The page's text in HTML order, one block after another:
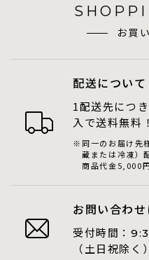
お買
配送について
1配送先につき
入で送料無料
同一のお届け先
蔵または冷凍）
商品代金5,000
お問い合わ
受付時間：
（土日祝除く）